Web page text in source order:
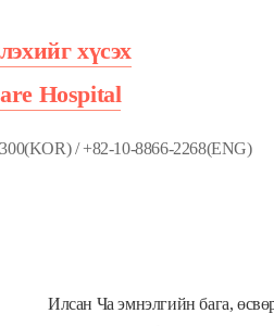
хүсэх
Hospital
/ +82-10-8866-2268(ENG)
Илсан Ча эмнэлгийн бага,